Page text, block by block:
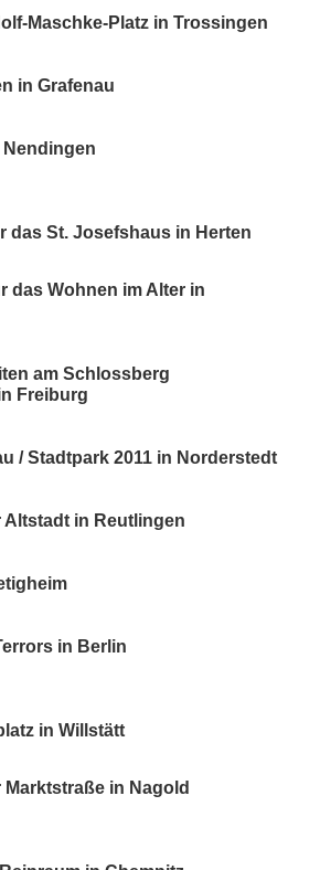
Maschke-Platz in Trossingen
in Grafenau
Nendingen
das St. Josefshaus in Herten
das Wohnen im Alter in
am Schlossberg
Freiburg
/ Stadtpark 2011 in Norderstedt
Altstadt in Reutlingen
in Berlin
in Willstätt
in Nagold